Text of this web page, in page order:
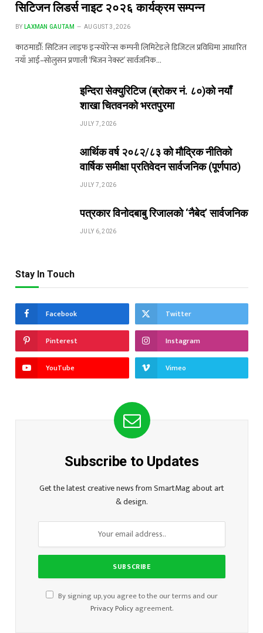
सिटिजन लिडर्स नाइट २०२६ कार्यक्रम सम्पन्न
BY LAXMAN GAUTAM AUGUST 3, 2026
काठमाडौँ: सिटिजन लाइफ इन्स्योरेन्स कम्पनी लिमिटेडले डिजिटल प्रविधिमा आधारित
नयाँ आई–सोलुसन प्रणाली ‘भिजन नेक्स्ट’ सार्वजनिक…
इन्दिरा सेक्युरिटिज (ब्रोकर नं. ८०)को नयाँ
शाखा चितवनको भरतपुरमा
JULY 7, 2026
आर्थिक वर्ष २०८२/८३ को मौद्रिक नीतिको
वार्षिक समीक्षा प्रतिवेदन सार्वजनिक (पूर्णपाठ)
JULY 7, 2026
पत्रकार विनोदबाबु रिजालको ‘नैबेद’ सार्वजनिक
JULY 6, 2026
Stay In Touch
Facebook Twitter
Pinterest Instagram
YouTube Vimeo
Subscribe to Updates
Get the latest creative news from SmartMag about art
& design.
By signing up, you agree to the our terms and our
Privacy Policyagreement.